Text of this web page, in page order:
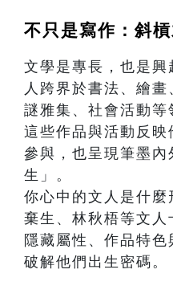
不只是寫作：斜槓
文學是專長，也是
人跨界於書法、繪
謎雅集、社會活動等
這些作品與活動反
參與，也呈現筆墨內
生」。
你心中的文人是什
棄生、林秋梧等文
隱藏屬性、作品特
破解他們出生密碼。